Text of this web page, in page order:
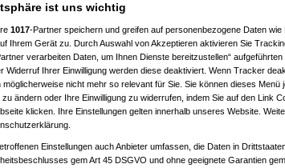
ist uns wichtig
1017-Partner speichern und greifen auf personenbezogene Daten
Ihrem Gerät zu. Durch Auswahl von Akzeptieren aktivieren Sie
verarbeiten Daten, um Ihnen Dienste bereitzustellen“
Widerruf Ihrer Einwilligung werden diese deaktiviert. Wenn Tracker
möglicherweise nicht mehr so relevant für Sie. Sie können dieses Menü
zu ändern oder Ihre Einwilligung zu widerrufen, indem Sie auf den Link
klicken. Ihre Einstellungen gelten innerhalb unseres Website.
Einstellungen auch Anbieter umfassen, die Daten in
gem Art 45 DSGVO und ohne geeignete Garantien